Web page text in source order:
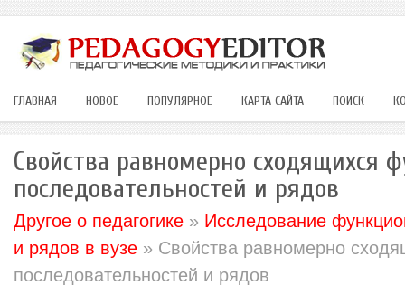
ГЛАВНАЯ НОВОЕ ПОПУЛЯРНОЕ КАРТА САЙТА ПОИСК
Свойства равномерно сходящихся
последовательностей и рядов
Другое о педагогике » Исследование
и рядов в вузе » Свойства равномерно
последовательностей и рядов